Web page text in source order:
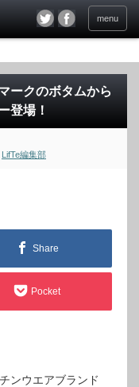
menu
ークのボタムから
登場！
LifTe編集部
Share
Pocket
ンウエアブランド